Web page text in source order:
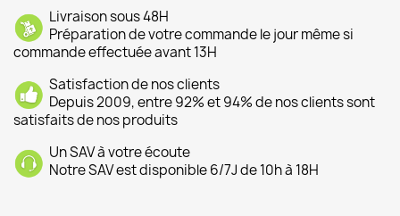
Livraison sous 48H
Préparation de votre commande le jour même si
commande effectuée avant 13H
Satisfaction de nos clients
Depuis 2009, entre 92% et 94% de nos clients sont
satisfaits de nos produits
Un SAV à votre écoute
Notre SAV est disponible 6/7J de 10h à 18H